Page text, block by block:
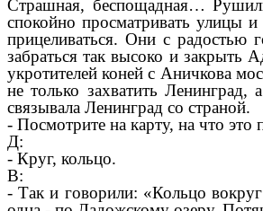
Страшная, беспощадная…
спокойно просматривать улицы
прицеливаться. Они с радостью
забраться так высоко и закрыть
укротителей коней с Аничкова
не только захватить
связывала Ленинград со страной.
- Посмотрите на карту, на что это
Д:
- Круг, кольцо.
В:
- Так и говорили: «Кольцо